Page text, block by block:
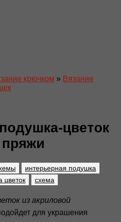
крючком » Вязание
цветок
пряжи
интерьерная подушка
цветок схема
из акриловой
для украшения